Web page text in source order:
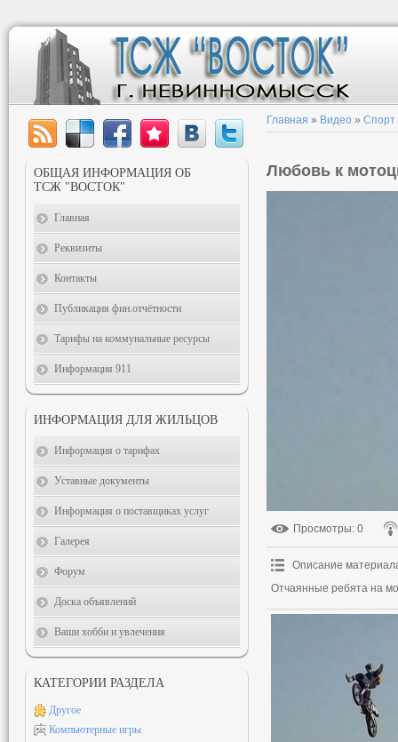
Главная » Видео » Спорт
Любовь к
Просмотры: 0
Описание
Отчаянные ребята на
ОБЩАЯ ИНФОРМАЦИЯ ОБ
ТСЖ "ВОСТОК"
Главная
Реквизиты
Контакты
Публикация фин.отчётности
Тарифы на коммунальные ресурсы
Информация 911
ИНФОРМАЦИЯ ДЛЯ ЖИЛЬЦОВ
Информация о тарифах
Уставные документы
Информация о поставщиках услуг
Галерея
Форум
Доска объявлений
Ваши хобби и увлечения
КАТЕГОРИИ РАЗДЕЛА
Другое
Компьютерные игры